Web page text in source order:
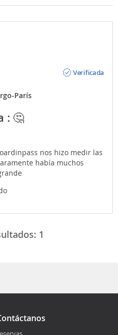
Verificada
París
: 🤔
nos hizo medir las
había muchos
1